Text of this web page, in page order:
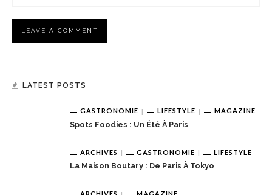
LATEST POSTS
GASTRONOMIE LIFESTYLE MAGAZINE
Spots Foodies : Un Été À Paris
ARCHIVES GASTRONOMIE LIFESTYLE
La Maison Boutary : De Paris À Tokyo